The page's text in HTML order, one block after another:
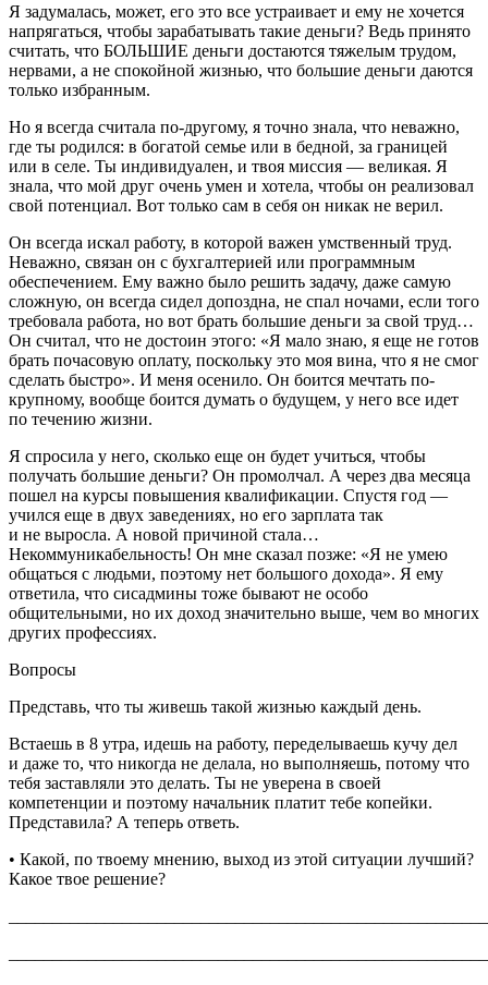
Я задумалась, может, его это все устраивает и ему не хочется
напрягаться, чтобы зарабатывать такие деньги? Ведь принято
считать, что БОЛЬШИЕ деньги достаются тяжелым трудом,
нервами, а не спокойной жизнью, что большие деньги даются
только избранным.
Но я всегда считала по-другому, я точно знала, что неважно,
где ты родился: в богатой семье или в бедной, за границей
или в селе. Ты индивидуален, и твоя миссия — великая. Я
знала, что мой друг очень умен и хотела, чтобы он реализовал
свой потенциал. Вот только сам в себя он никак не верил.
Он всегда искал работу, в которой важен умственный труд.
Неважно, связан он с бухгалтерией или программным
обеспечением. Ему важно было решить задачу, даже самую
сложную, он всегда сидел допоздна, не спал ночами, если того
требовала работа, но вот брать большие деньги за свой труд…
Он считал, что не достоин этого: «Я мало знаю, я еще не готов
брать почасовую оплату, поскольку это моя вина, что я не смог
сделать быстро». И меня осенило. Он боится мечтать по-
крупному, вообще боится думать о будущем, у него все идет
по течению жизни.
Я спросила у него, сколько еще он будет учиться, чтобы
получать большие деньги? Он промолчал. А через два месяца
пошел на курсы повышения квалификации. Спустя год —
учился еще в двух заведениях, но его зарплата так
и не выросла. А новой причиной стала…
Некоммуникабельность! Он мне сказал позже: «Я не умею
общаться с людьми, поэтому нет большого дохода». Я ему
ответила, что сисадмины тоже бывают не особо
общительными, но их доход значительно выше, чем во многих
других профессиях.
Вопросы
Представь, что ты живешь такой жизнью каждый день.
Встаешь в 8 утра, идешь на работу, переделываешь кучу дел
и даже то, что никогда не делала, но выполняешь, потому что
тебя заставляли это делать. Ты не уверена в своей
компетенции и поэтому начальник платит тебе копейки.
Представила? А теперь ответь.
• Какой, по твоему мнению, выход из этой ситуации лучший?
Какое твое решение?